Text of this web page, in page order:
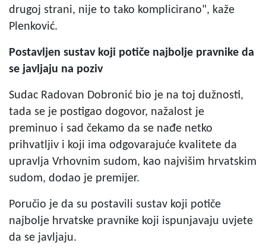
drugoj strani, nije to tako komplicirano", kaže
Plenković.
Postavljen sustav koji potiče najbolje pravnike da
se javljaju na poziv
Sudac Radovan Dobronić bio je na toj dužnosti,
tada se je postigao dogovor, nažalost je
preminuo i sad čekamo da se nađe netko
prihvatljiv i koji ima odgovarajuće kvalitete da
upravlja Vrhovnim sudom, kao najvišim hrvatskim
sudom, dodao je premijer.
Poručio je da su postavili sustav koji potiče
najbolje hrvatske pravnike koji ispunjavaju uvjete
da se javljaju.